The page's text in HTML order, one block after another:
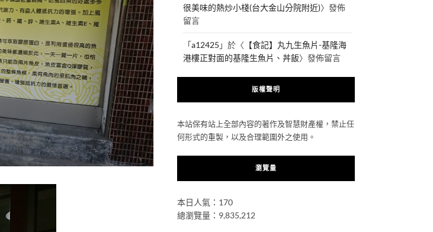
很美味的熱炒小棧(台大金山分院附近)〉發佈
留言
「a12425 」於〈 【食記】丸九生魚片-基隆海
港樓正對面的基隆生魚片、丼飯〉發佈留言
版權聲明
本站保有站上全部內容的著作及智慧財產權，禁止任
何形式的重製，以及合理範圍外之使用。
瀏覽量
本日人氣：170
總瀏覽量：9,835,212